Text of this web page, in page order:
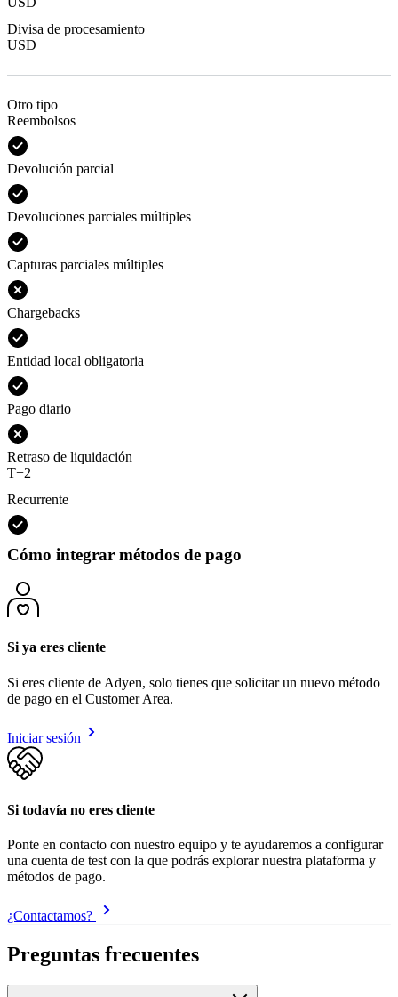
Divisa de procesamiento
USD
Otro tipo
Reembolsos
Devolución parcial
Devoluciones parciales múltiples
Capturas parciales múltiples
Chargebacks
Entidad local obligatoria
Pago diario
Retraso de liquidación
T+2
Recurrente
Cómo integrar métodos de pago
Si ya eres cliente
Si eres cliente de Adyen, solo tienes que solicitar un nuevo método
de pago en el Customer Area.
Iniciar sesión
Si todavía no eres cliente
Ponte en contacto con nuestro equipo y te ayudaremos a configurar
una cuenta de test con la que podrás explorar nuestra plataforma y
métodos de pago.
¿Contactamos?
Preguntas frecuentes